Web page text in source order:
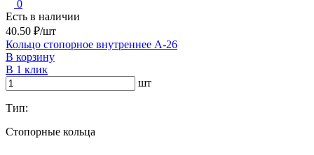
0
Есть в наличии
40.50 ₽/шт
Кольцо стопорное внутреннее А-26
В корзину
В 1 клик
шт
Тип:
Стопорные кольца